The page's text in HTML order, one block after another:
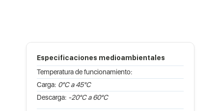
Especificaciones medioambientales
Temperatura de funcionamiento:
Carga: 0°C a 45°C
Descarga: -20°C a 60°C